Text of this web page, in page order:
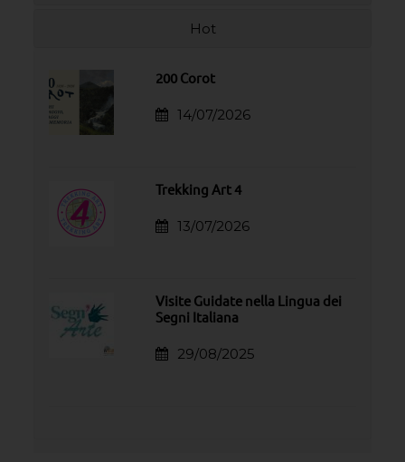
Hot
200 Corot
14/07/2026
Trekking Art 4
13/07/2026
Visite Guidate nella Lingua dei
Segni Italiana
29/08/2025